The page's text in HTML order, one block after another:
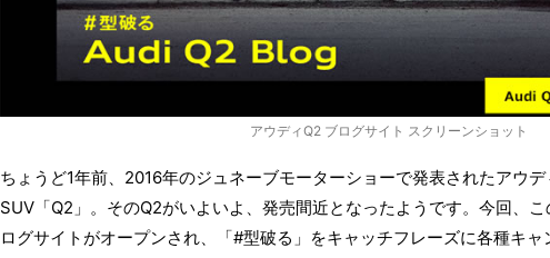
アウディQ2 ブログサイト スクリーンショット
ちょうど1年前、2016年のジュネーブモーターショーで発表されたアウ
SUV「Q2」。そのQ2がいよいよ、発売間近となったようです。今回、
ログサイトがオープンされ、「#型破る」をキャッチフレーズに各種キャ